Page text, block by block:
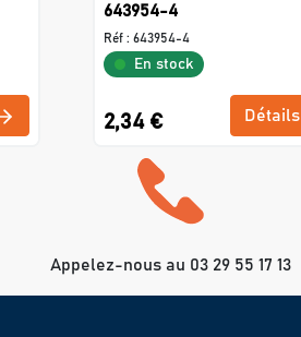
643954-4
Réf : 643954-4
En stock
2,34 € Détails
Appelez-nous au 03 29 55 17 13